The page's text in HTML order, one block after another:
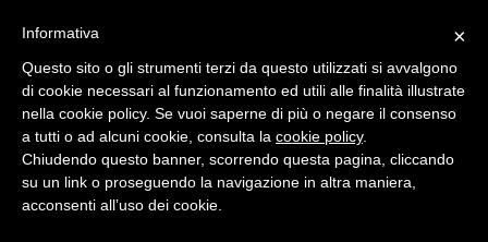
Accedi
Home Interpelli Etichettatura
×
Informativa
Questo sito o gli strumenti terzi da questo utilizzati si avvalgono
di cookie necessari al funzionamento ed utili alle finalità illustrate
nella cookie policy. Se vuoi saperne di più o negare il consenso
a tutti o ad alcuni cookie, consulta la cookie policy.
Chiudendo questo banner, scorrendo questa pagina, cliccando
su un link o proseguendo la navigazione in altra maniera,
acconsenti all’uso dei cookie.